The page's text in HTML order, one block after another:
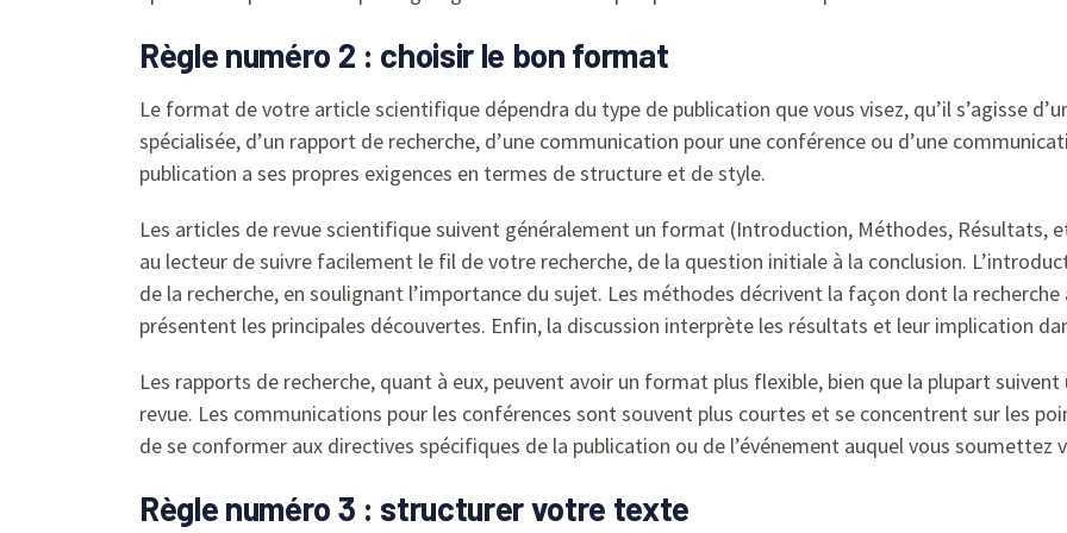
Règle numéro 2 : choisir le bon format
Le format de votre article scientifique dépendra du type de publication que vous visez, qu’il s’agisse
spécialisée, d’un rapport de recherche, d’une communication pour une conférence ou d’une
publication a ses propres exigences en termes de structure et de style.
Les articles de revue scientifique suivent généralement un format (Introduction, Méthodes, Résultats,
au lecteur de suivre facilement le fil de votre recherche, de la question initiale à la conclusion.
de la recherche, en soulignant l’importance du sujet. Les méthodes décrivent la façon dont la
présentent les principales découvertes. Enfin, la discussion interprète les résultats et leur implication
Les rapports de recherche, quant à eux, peuvent avoir un format plus flexible, bien que la plupart
revue. Les communications pour les conférences sont souvent plus courtes et se concentrent sur les
de se conformer aux directives spécifiques de la publication ou de l’événement auquel vous soumettez
Règle numéro 3 : structurer votre texte